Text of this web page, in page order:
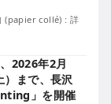
(papier collé) : 詳
2026年2月
）まで、長沢
」を開催